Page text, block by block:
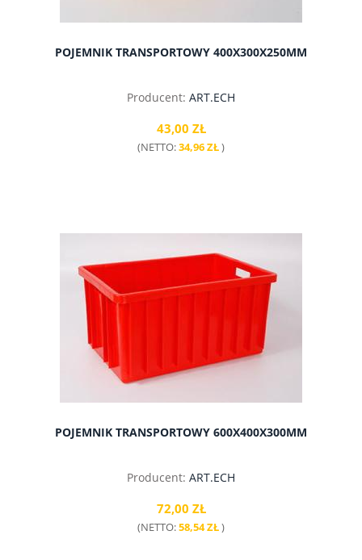
POJEMNIK TRANSPORTOWY 400X300X250MM
Producent: ART.ECH
43,00 ZŁ
(NETTO:34,96 ZŁ)
do koszyka
POJEMNIK TRANSPORTOWY 600X400X300MM
Producent: ART.ECH
72,00 ZŁ
(NETTO:58,54 ZŁ)